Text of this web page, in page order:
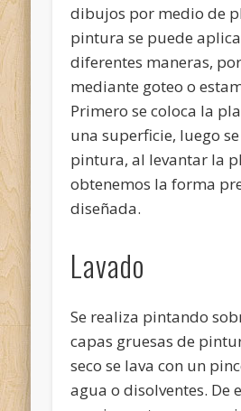
dibujos por medio de
pintura se puede
diferentes maneras,
mediante goteo o
Primero se coloca la
una superficie, luego
pintura, al levantar la
obtenemos la forma
diseñada.
Lavado
Se realiza pintando
capas gruesas de
seco se lava con un
agua o disolventes. De